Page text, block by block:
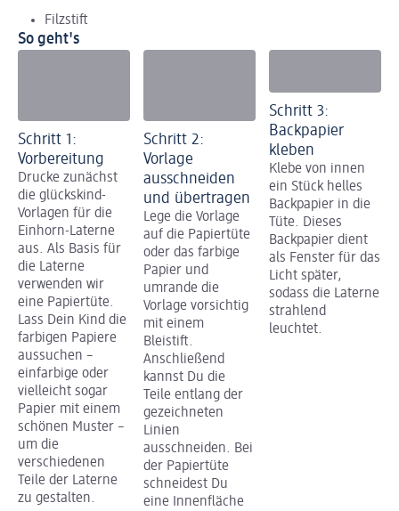
Filzstift
So geht's
Schritt 1:
Vorbereitung
Drucke zunächst
die glückskind-
Vorlagen für die
Einhorn-Laterne
aus. Als Basis für
die Laterne
verwenden wir
eine Papiertüte.
Lass Dein Kind die
farbigen Papiere
aussuchen –
einfarbige oder
vielleicht sogar
Papier mit einem
schönen Muster –
um die
verschiedenen
Teile der Laterne
zu gestalten.
Schritt 2:
Vorlage
ausschneiden
und übertragen
Lege die Vorlage
auf die Papiertüte
oder das farbige
Papier und
umrande die
Vorlage vorsichtig
mit einem
Bleistift.
Anschließend
kannst Du die
Teile entlang der
gezeichneten
Linien
ausschneiden. Bei
der Papiertüte
schneidest Du
eine Innenfläche
Schritt 3:
Backpapier
kleben
Klebe von innen
ein Stück helles
Backpapier in die
Tüte. Dieses
Backpapier dient
als Fenster für das
Licht später,
sodass die Laterne
strahlend
leuchtet.